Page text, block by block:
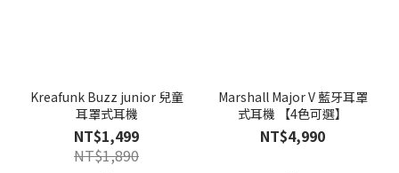
Kreafunk Buzz junior 兒童
耳罩式耳機
NT$1,499
NT$1,890
Marshall Major V 藍牙耳罩
式耳機 【4色可選】
NT$4,990